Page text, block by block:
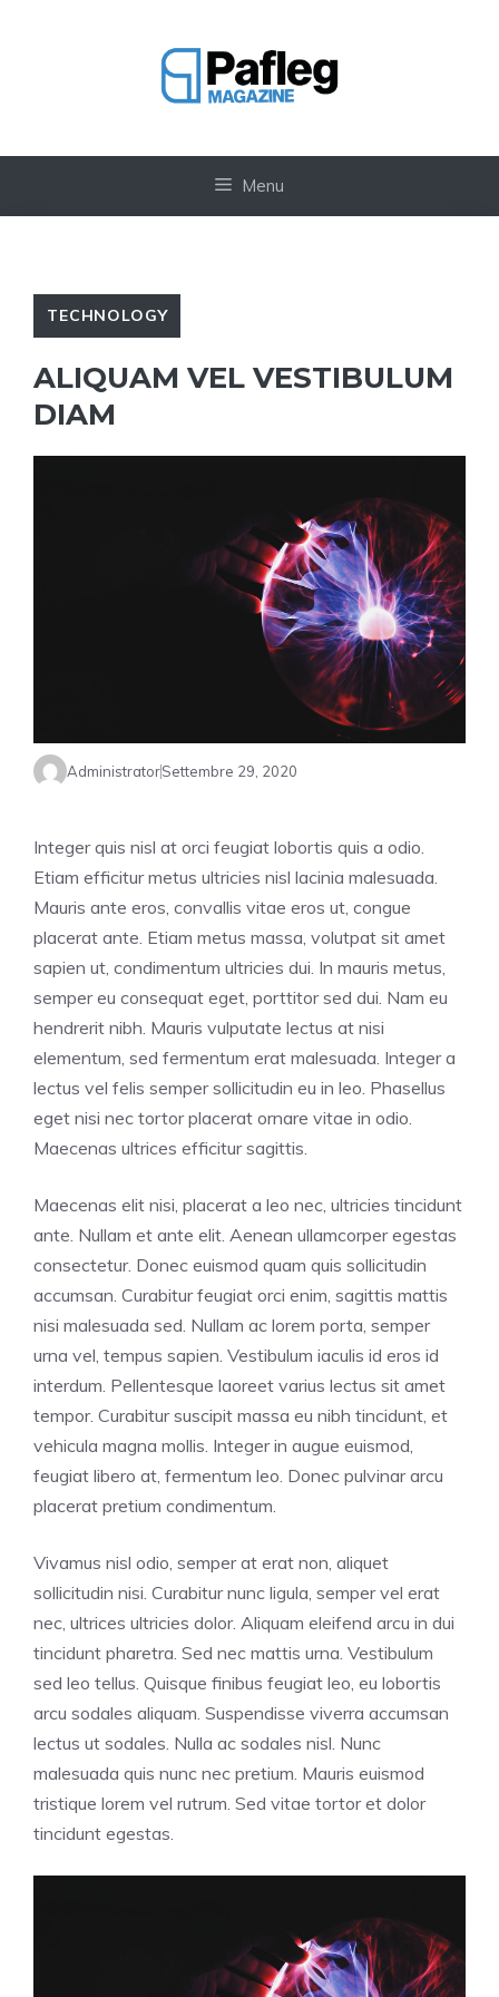
Menu
TECHNOLOGY
ALIQUAM VEL VESTIBULUM
DIAM
AdministratorSettembre 29, 2020
Integer quis nisl at orci feugiat lobortis quis a odio.
Etiam efficitur metus ultricies nisl lacinia malesuada.
Mauris ante eros, convallis vitae eros ut, congue
placerat ante. Etiam metus massa, volutpat sit amet
sapien ut, condimentum ultricies dui. In mauris metus,
semper eu consequat eget, porttitor sed dui. Nam eu
hendrerit nibh. Mauris vulputate lectus at nisi
elementum, sed fermentum erat malesuada. Integer a
lectus vel felis semper sollicitudin eu in leo. Phasellus
eget nisi nec tortor placerat ornare vitae in odio.
Maecenas ultrices efficitur sagittis.
Maecenas elit nisi, placerat a leo nec, ultricies tincidunt
ante. Nullam et ante elit. Aenean ullamcorper egestas
consectetur. Donec euismod quam quis sollicitudin
accumsan. Curabitur feugiat orci enim, sagittis mattis
nisi malesuada sed. Nullam ac lorem porta, semper
urna vel, tempus sapien. Vestibulum iaculis id eros id
interdum. Pellentesque laoreet varius lectus sit amet
tempor. Curabitur suscipit massa eu nibh tincidunt, et
vehicula magna mollis. Integer in augue euismod,
feugiat libero at, fermentum leo. Donec pulvinar arcu
placerat pretium condimentum.
Vivamus nisl odio, semper at erat non, aliquet
sollicitudin nisi. Curabitur nunc ligula, semper vel erat
nec, ultrices ultricies dolor. Aliquam eleifend arcu in dui
tincidunt pharetra. Sed nec mattis urna. Vestibulum
sed leo tellus. Quisque finibus feugiat leo, eu lobortis
arcu sodales aliquam. Suspendisse viverra accumsan
lectus ut sodales. Nulla ac sodales nisl. Nunc
malesuada quis nunc nec pretium. Mauris euismod
tristique lorem vel rutrum. Sed vitae tortor et dolor
tincidunt egestas.